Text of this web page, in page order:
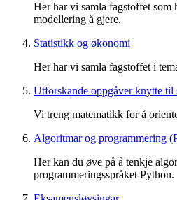
Her har vi samla fagstoffet som
modellering å gjere.
Statistikk og økonomi
Her har vi samla fagstoffet i
Utforskande oppgåver knytte til
Vi treng matematikk for å
Algoritmar og programmering
Her kan du øve på å tenkje
programmeringsspråket Python.